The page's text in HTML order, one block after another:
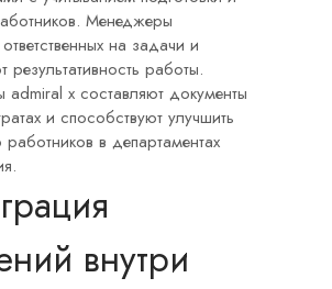
Менеджеры
на задачи и
результативность работы.
x составляют документы
и способствуют улучшить
работников в департаментах
внутри